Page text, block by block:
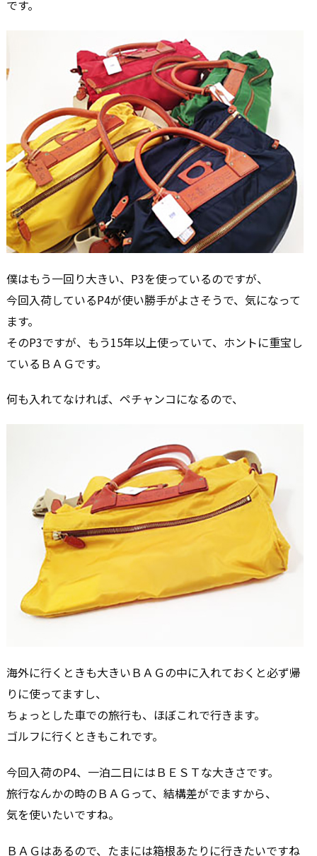
です。
僕はもう一回り大きい、P3を使っているのですが、
今回入荷しているP4が使い勝手がよさそうで、気になって
ます。
そのP3ですが、もう15年以上使っていて、ホントに重宝し
ているＢＡＧです。
何も入れてなければ、ペチャンコになるので、
海外に行くときも大きいＢＡＧの中に入れておくと必ず帰
りに使ってますし、
ちょっとした車での旅行も、ほぼこれで行きます。
ゴルフに行くときもこれです。
今回入荷のP4、一泊二日にはＢＥＳＴな大きさです。
旅行なんかの時のＢＡＧって、結構差がでますから、
気を使いたいですね。
ＢＡＧはあるので、たまには箱根あたりに行きたいですね